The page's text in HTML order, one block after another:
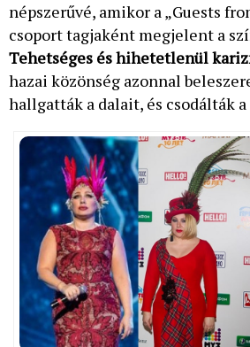
népszerűvé, amikor a „Guests
csoport tagjaként megjelent a
Tehetséges és hihetetlenül
hazai közönség azonnal
hallgatták a dalait, és csodálták